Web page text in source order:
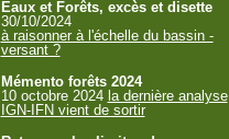
Eaux et Forêts, excès et disette
30/10/2024
à raisonner à l'échelle du bassin -
versant ?
Mémento forêts 2024
10 octobre 2024 la dernière analyse
IGN-IFN vient de sortir